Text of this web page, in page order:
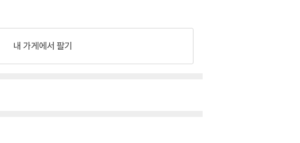
내 가게에서 팔기